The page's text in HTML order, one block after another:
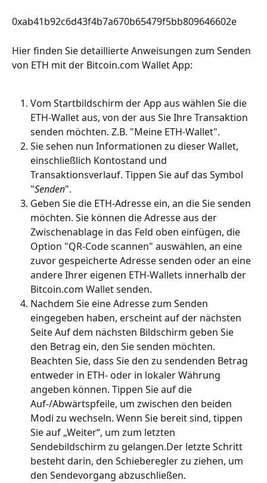
0xab41b92c6d43f4b7a670b65479f5bb809646602e
Hier finden Sie detaillierte Anweisungen zum Senden
von ETH mit der Bitcoin.com Wallet App:
Vom Startbildschirm der App aus wählen Sie die
ETH-Wallet aus, von der aus Sie Ihre Transaktion
senden möchten. Z.B. "Meine ETH-Wallet".
Sie sehen nun Informationen zu dieser Wallet,
einschließlich Kontostand und
Transaktionsverlauf. Tippen Sie auf das Symbol
"Senden".
Geben Sie die ETH-Adresse ein, an die Sie senden
möchten. Sie können die Adresse aus der
Zwischenablage in das Feld oben einfügen, die
Option "QR-Code scannen" auswählen, an eine
zuvor gespeicherte Adresse senden oder an eine
andere Ihrer eigenen ETH-Wallets innerhalb der
Bitcoin.com Wallet senden.
Nachdem Sie eine Adresse zum Senden
eingegeben haben, erscheint auf der nächsten
Seite Auf dem nächsten Bildschirm geben Sie
den Betrag ein, den Sie senden möchten.
Beachten Sie, dass Sie den zu sendenden Betrag
entweder in ETH- oder in lokaler Währung
angeben können. Tippen Sie auf die
Auf-/Abwärtspfeile, um zwischen den beiden
Modi zu wechseln. Wenn Sie bereit sind, tippen
Sie auf „Weiter“, um zum letzten
Sendebildschirm zu gelangen.Der letzte Schritt
besteht darin, den Schieberegler zu ziehen, um
den Sendevorgang abzuschließen.